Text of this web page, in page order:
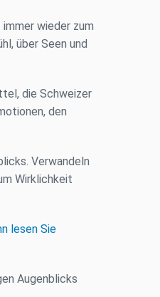
wieder zum
über Seen und
die Schweizer
den
Verwandeln
Wirklichkeit
lesen Sie
Augenblicks